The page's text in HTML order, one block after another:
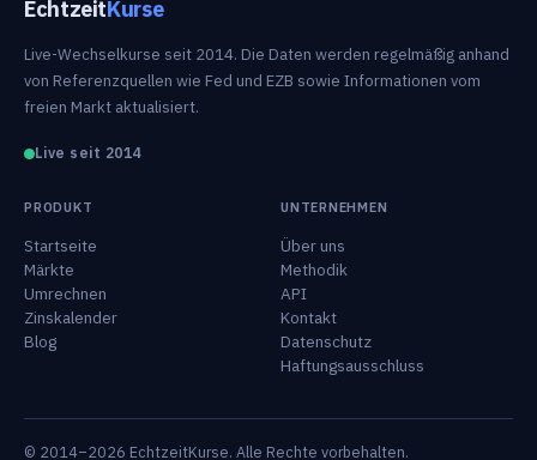
EchtzeitKurse
Live-Wechselkurse seit 2014. Die Daten werden regelmäßig anhand
von Referenzquellen wie Fed und EZB sowie Informationen vom
freien Markt aktualisiert.
Live seit 2014
PRODUKT
Startseite
Märkte
Umrechnen
Zinskalender
Blog
UNTERNEHMEN
Über uns
Methodik
API
Kontakt
Datenschutz
Haftungsausschluss
© 2014–2026 EchtzeitKurse. Alle Rechte vorbehalten.